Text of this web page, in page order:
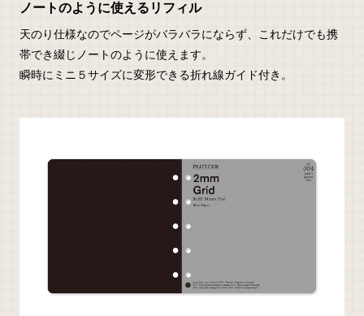
ノートのように使えるリフィル
天のり仕様なのでページがバラバラにならず、これだけでも携
帯でき綴じノートのように使えます。
瞬時にミニ５サイズに変形できる折れ線ガイド付き。